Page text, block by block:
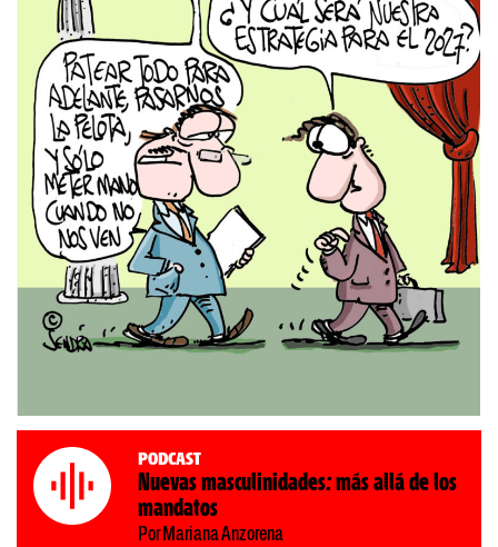
Podcast
Nuevas masculinidades: más allá de los
mandatos
Por Mariana Anzorena